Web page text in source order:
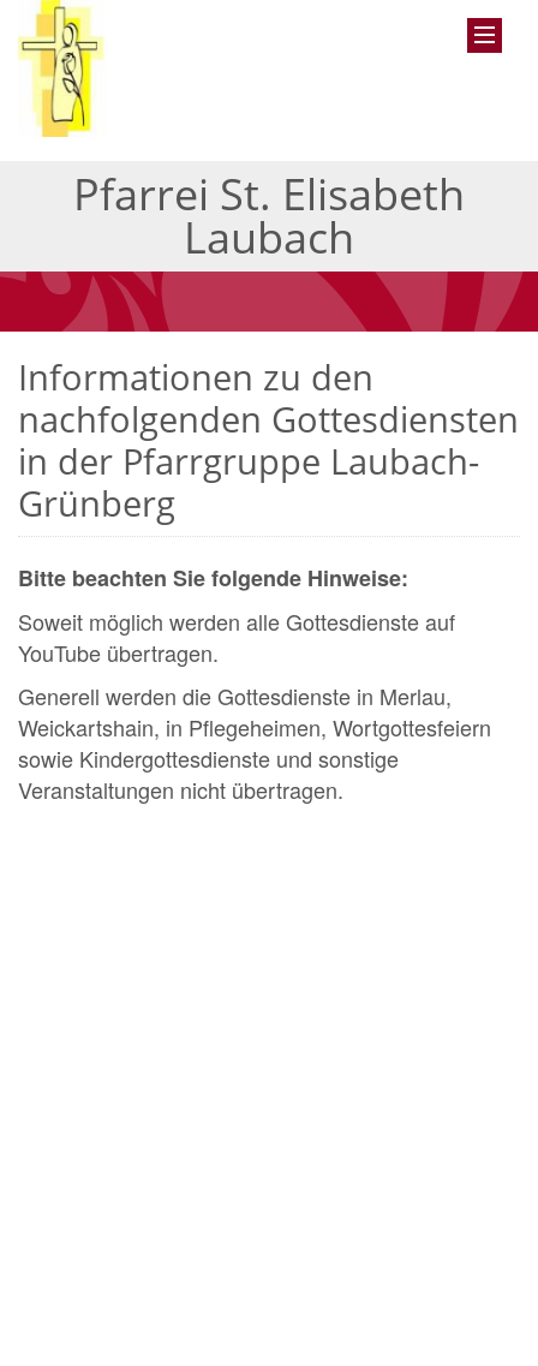
Pfarrei St. Elisabeth
Laubach
Informationen zu den
nachfolgenden Gottesdiensten
in der Pfarrgruppe Laubach-
Grünberg
Bitte beachten Sie folgende Hinweise:
Soweit möglich werden alle Gottesdienste auf
YouTube übertragen.
Generell werden die Gottesdienste in Merlau,
Weickartshain, in Pflegeheimen, Wortgottesfeiern
sowie Kindergottesdienste und sonstige
Veranstaltungen nicht übertragen.